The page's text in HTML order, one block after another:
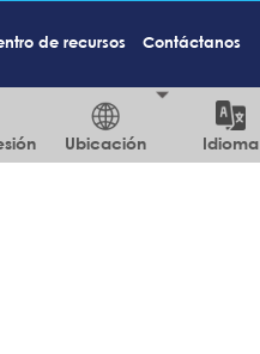
de recursos Contáctanos
Ubicación Idioma